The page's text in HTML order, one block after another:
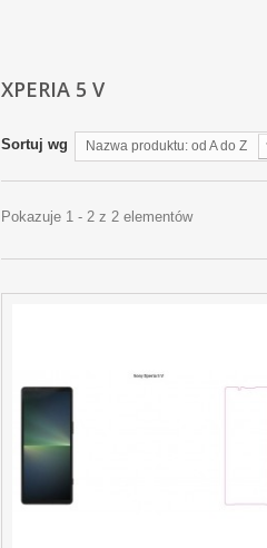
XPERIA 5 V
Sortuj wg Nazwa produktu: od A do Z
Pokazuje 1 - 2 z 2 elementów